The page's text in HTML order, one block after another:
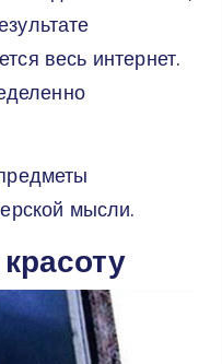
весь интернет.
мысли.